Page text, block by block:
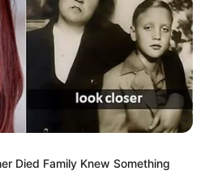
Malam
yang Bikin
Died Family Knew Something